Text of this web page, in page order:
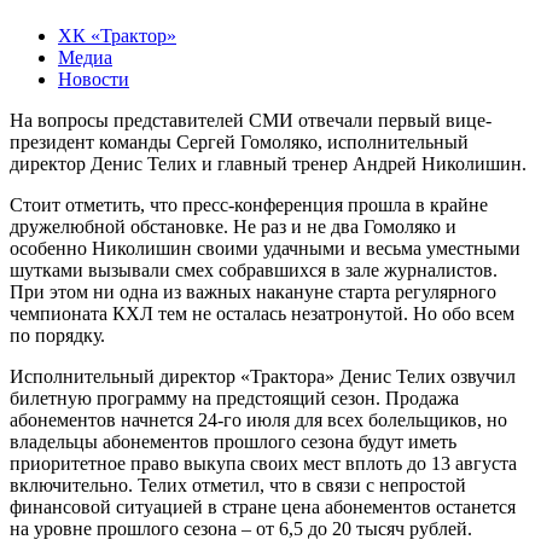
ХК «Трактор»
Медиа
Новости
На вопросы представителей СМИ отвечали первый вице-
президент команды Сергей Гомоляко, исполнительный
директор Денис Телих и главный тренер Андрей Николишин.
Стоит отметить, что пресс-конференция прошла в крайне
дружелюбной обстановке. Не раз и не два Гомоляко и
особенно Николишин своими удачными и весьма уместными
шутками вызывали смех собравшихся в зале журналистов.
При этом ни одна из важных накануне старта регулярного
чемпионата КХЛ тем не осталась незатронутой. Но обо всем
по порядку.
Исполнительный директор «Трактора» Денис Телих озвучил
билетную программу на предстоящий сезон. Продажа
абонементов начнется 24-го июля для всех болельщиков, но
владельцы абонементов прошлого сезона будут иметь
приоритетное право выкупа своих мест вплоть до 13 августа
включительно. Телих отметил, что в связи с непростой
финансовой ситуацией в стране цена абонементов останется
на уровне прошлого сезона – от 6,5 до 20 тысяч рублей.